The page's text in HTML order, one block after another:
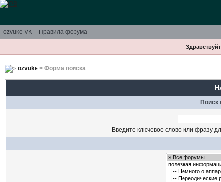
ozvuke VK Правила форума
ozvuke> Форма поиска
Поиск
Введите ключевое слово или фразу